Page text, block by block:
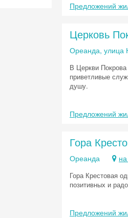
Предложений
Церковь
Ореанда, улица
В Церкви
приветливые
душу.
Предложений
Гора
Ореанда
Гора Крестовая
позитивных и
Предложений